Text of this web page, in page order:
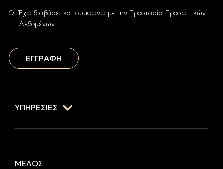
Έχω διαβάσει και συμφωνώ με την Προστασία Προσωπικών
Δεδομένων
ΕΓΓΡΑΦΗ
ΥΠΗΡΕΣΙΕΣ
ΜΕΛΟΣ